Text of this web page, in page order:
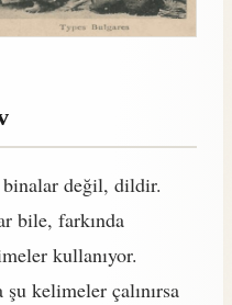
binalar değil, dildir.
bile, farkında
kullanıyor.
kelimeler çalınırsa